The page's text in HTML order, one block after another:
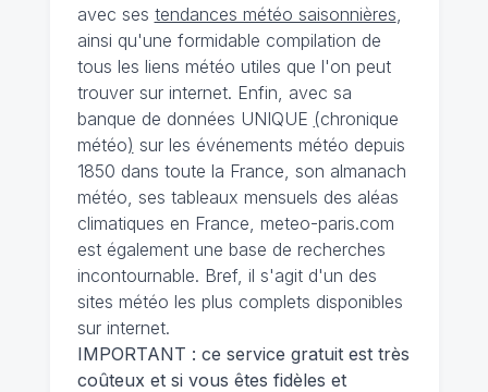
avec ses tendances météo saisonnières,
ainsi qu'une formidable compilation de
tous les liens météo utiles que l'on peut
trouver sur internet. Enfin, avec sa
banque de données UNIQUE (chronique
météo) sur les événements météo depuis
1850 dans toute la France, son almanach
météo, ses tableaux mensuels des aléas
climatiques en France, meteo-paris.com
est également une base de recherches
incontournable. Bref, il s'agit d'un des
sites météo les plus complets disponibles
sur internet.
IMPORTANT : ce service gratuit est très
coûteux et si vous êtes fidèles et